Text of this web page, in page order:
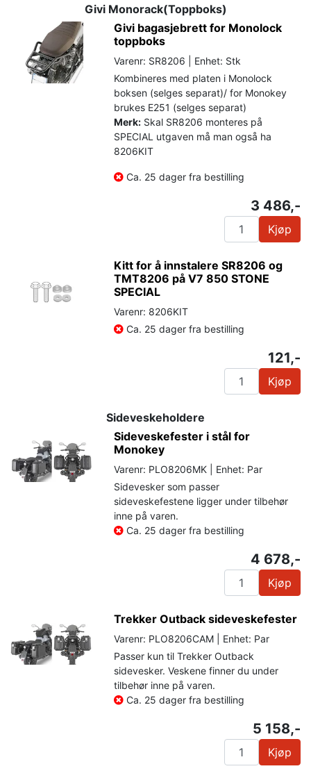
Givi Monorack(Toppboks)
Givi bagasjebrett for Monolock
toppboks
Varenr: SR8206 | Enhet: Stk
Kombineres med platen i Monolock
boksen (selges separat)/ for Monokey
brukes E251 (selges separat)
Merk: Skal SR8206 monteres på
SPECIAL utgaven må man også ha
8206KIT
Ca. 25 dager fra bestilling
3 486,-
Kjøp
Kitt for å innstalere SR8206 og
TMT8206 på V7 850 STONE
SPECIAL
Varenr: 8206KIT
Ca. 25 dager fra bestilling
121,-
Kjøp
Sideveskeholdere
Sideveskefester i stål for
Monokey
Varenr: PLO8206MK | Enhet: Par
Sidevesker som passer
sideveskefestene ligger under tilbehør
inne på varen.
Ca. 25 dager fra bestilling
4 678,-
Kjøp
Trekker Outback sideveskefester
Varenr: PLO8206CAM | Enhet: Par
Passer kun til Trekker Outback
sidevesker. Veskene finner du under
tilbehør inne på varen.
Ca. 25 dager fra bestilling
5 158,-
Kjøp